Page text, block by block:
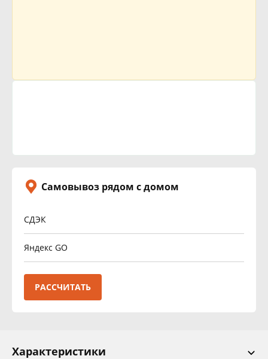
Самовывоз рядом с домом
СДЭК
Яндекс GO
РАССЧИТАТЬ
Характеристики